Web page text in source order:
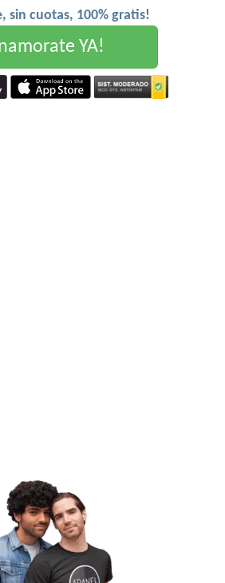
sin cuotas, 100% gratis!
YA!